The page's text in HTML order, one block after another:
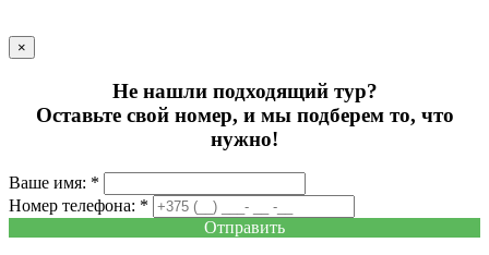
×
Не нашли подходящий тур?
Оставьте свой номер, и мы подберем то, что
нужно!
Ваше имя: *
Номер телефона: *
Отправить